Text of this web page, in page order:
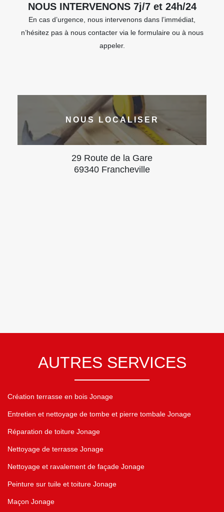
NOUS INTERVENONS 7j/7 et 24h/24
En cas d’urgence, nous intervenons dans l’immédiat,
n’hésitez pas à nous contacter via le formulaire ou à nous
appeler.
NOUS LOCALISER
29 Route de la Gare
69340 Francheville
AUTRES SERVICES
Création terrasse en bois Jonage
Entretien et nettoyage de tombe et pierre tombale Jonage
Réparation de toiture Jonage
Nettoyage de terrasse Jonage
Nettoyage et ravalement de façade Jonage
Peinture sur tuile et toiture Jonage
Maçon Jonage